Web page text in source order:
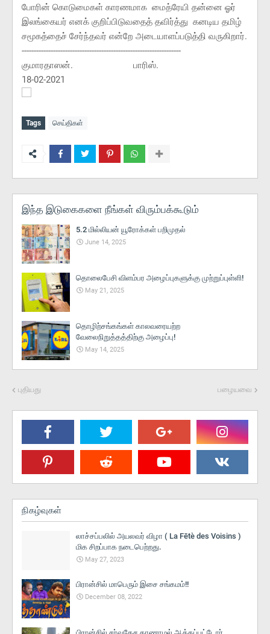
போரின் கொடுமைகள் காரணமாக மைத்ரேயி தன்னை ஓர்
இலங்கையர் எனக் குறிப்பிடுவதைத் தவிர்த்து கனடிய தமிழ்
சமூகத்தைச் சேர்ந்தவர் என்றே அடையாளப்படுத்தி வருகிறார்.
------------------------------------------------------------------
குமாரதாஸன். பாரிஸ்.
18-02-2021
Tags செய்திகள்
இந்த இடுகைகளை நீங்கள் விரும்பக்கூடும்
5.2 மில்லியன் யூரோக்கள் பறிமுதல்
June 14, 2025
தொலைபேசி விளம்பர அழைப்புகளுக்கு முற்றுப்புள்ளி!
May 21, 2025
தொழிற்சங்கங்கள் காலவரையற்ற
வேலைநிறுத்தத்திற்கு அழைப்பு!
May 14, 2025
புதியது பழையவை
நிகழ்வுகள்
லாச்சப்பலில் அயலவர் விழா ( La Fētè des Voisins )
மிக சிறப்பாக நடைபெற்றது.
May 27, 2023
பிரான்சில் மாபெரும் இசை சங்கமம்!!
December 08, 2022